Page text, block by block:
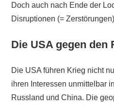
Doch auch nach Ende der
Disruptionen (=
Die USA gegen den
Die USA führen Krieg nicht
ihren Interessen unmittelbar
Russland und China. Die